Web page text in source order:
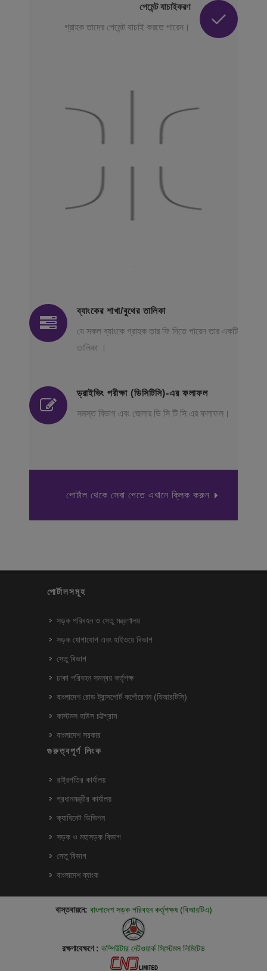
পেমেন্ট যাচাইকরণ
গ্রাহক তাদের পেমেন্ট যাচাই করতে পারেন।
ব্যাংকের শাখা/বুথের তালিকা
যে সকল ব্যাংকে গ্রাহক তার ফি দিতে পারেন তার একটি
তালিকা ।
ড্রাইভিং পরীক্ষা (ডিসিটিসি)-এর ফলাফল
সমস্ত বিভাগ এবং জেলার ডি সি টি সি এর ফলাফল।
পোর্টাল থেকে সেবা পেতে এখানে ক্লিক করুন
পোর্টালসমূহ
সড়ক পরিবহন ও সেতু মন্ত্রণালয়
সড়ক যোগাযোগ এবং হাইওয়ে বিভাগ
সেতু বিভাগ
ঢাকা পরিবহন সমন্বয় কর্তৃপক্ষ
বাংলাদেশ রোড ট্রান্সপোর্ট কর্পোরেশন (বিআরটিসি)
কাস্টমস হাউস চট্টগ্রাম
বাংলাদেশ সরকার
গুরুত্বপূর্ণ লিংক
রাষ্ট্রপতির কার্যালয়
প্রধানমন্ত্রীর কার্যালয়
ক্যাবিনেট ডিভিশন
সড়ক ও মহাসড়ক বিভাগ
সেতু বিভাগ
বাংলাদেশ ব্যাংক
বাস্তবায়নে: বাংলাদেশ সড়ক পরিবহন কর্তৃপক্ষ (বিআরটিএ)
রক্ষণাবেক্ষণে : কম্পিউটার নেটওয়ার্ক সিস্টেমস লিমিটেড